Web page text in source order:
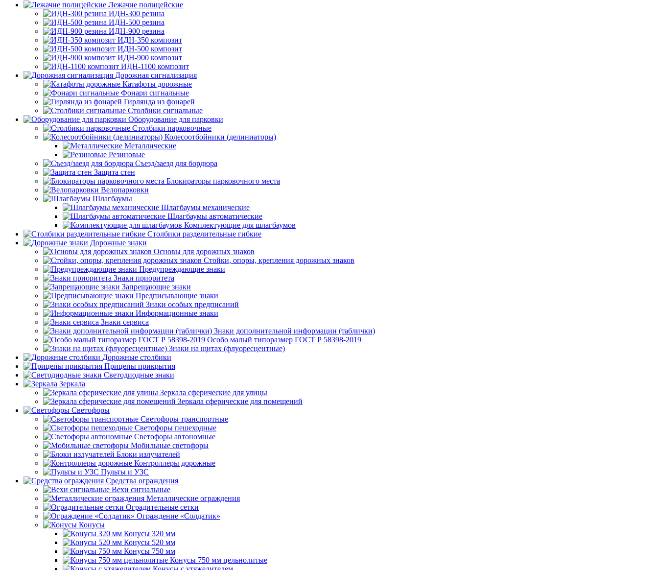
Лежачие полицейские
ИДН-300 резина
ИДН-500 резина
ИДН-900 резина
ИДН-350 композит
ИДН-500 композит
ИДН-900 композит
ИДН-1100 композит
Дорожная сигнализация
Катафоты дорожные
Фонари сигнальные
Гирлянда из фонарей
Столбики сигнальные
Оборудование для парковки
Столбики парковочные
Колесоотбойники (делиниаторы)
Металлические
Резиновые
Съезд/заезд для бордюра
Защита стен
Блокираторы парковочного места
Велопарковки
Шлагбаумы
Шлагбаумы механические
Шлагбаумы автоматические
Комплектующие для шлагбаумов
Столбики разделительные гибкие
Дорожные знаки
Основы для дорожных знаков
Стойки, опоры, крепления дорожных знаков
Предупреждающие знаки
Знаки приоритета
Запрещающие знаки
Предписывающие знаки
Знаки особых предписаний
Информационные знаки
Знаки сервиса
Знаки дополнительной информации (таблички)
Особо малый типоразмер ГОСТ Р 58398-2019
Знаки на щитах (флуоресцентные)
Дорожные столбики
Прицепы прикрытия
Светодиодные знаки
Зеркала
Зеркала сферические для улицы
Зеркала сферические для помещений
Светофоры
Светофоры транспортные
Светофоры пешеходные
Светофоры автономные
Мобильные светофоры
Блоки излучателей
Контроллеры дорожные
Пульты и УЗС
Средства ограждения
Вехи сигнальные
Металлические ограждения
Оградительные сетки
Ограждение «Солдатик»
Конусы
Конусы 320 мм
Конусы 520 мм
Конусы 750 мм
Конусы 750 мм цельнолитые